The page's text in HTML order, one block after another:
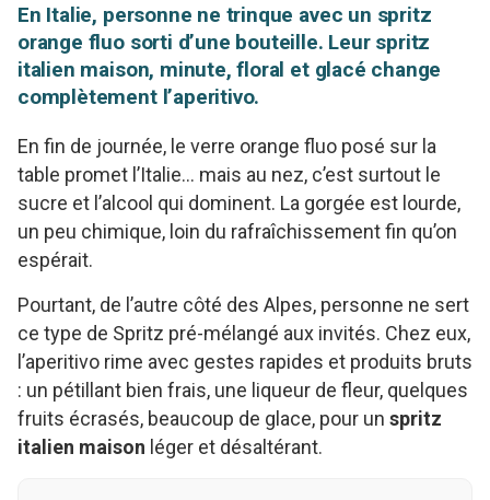
En Italie, personne ne trinque avec un spritz
orange fluo sorti d’une bouteille. Leur spritz
italien maison, minute, floral et glacé change
complètement l’aperitivo.
En fin de journée, le verre orange fluo posé sur la
table promet l’Italie… mais au nez, c’est surtout le
sucre et l’alcool qui dominent. La gorgée est lourde,
un peu chimique, loin du rafraîchissement fin qu’on
espérait.
Pourtant, de l’autre côté des Alpes, personne ne sert
ce type de Spritz pré-mélangé aux invités. Chez eux,
l’aperitivo rime avec gestes rapides et produits bruts
: un pétillant bien frais, une liqueur de fleur, quelques
fruits écrasés, beaucoup de glace, pour un spritz
italien maison léger et désaltérant.